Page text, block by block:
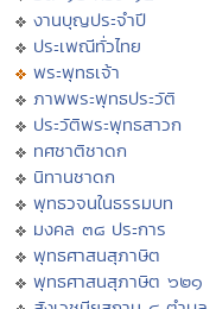
งานบุญประจำปี
ประเพณีทั่วไทย
พระพุทธเจ้า
ภาพพระพุทธประวัติ
ประวัติพระพุทธสาวก
ทศชาติชาดก
นิทานชาดก
พุทธวจนในธรรมบท
มงคล ๓๘ ประการ
พุทธศาสนสุภาษิต
พุทธศาสนสุภาษิต ๖๒๑